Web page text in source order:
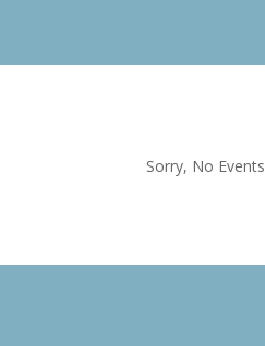
Sorry, No Events